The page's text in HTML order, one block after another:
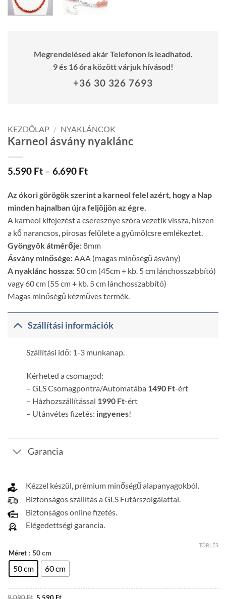
Megrendelésed akár Telefonon is leadhatod.
9 és 16 óra között várjuk hívásod!
+36 30 326 7693
KEZDŐLAP / NYAKLÁNCOK
Karneol ásvány nyaklánc
5.590 Ft – 6.690 FtÁrtartomány:
6.690 Ft
Az ókori görögök szerint a karneol felel azért, hogy a Nap
minden hajnalban újra feljöjjön az égre.
A karneol kifejezést a cseresznye szóra vezetik vissza, hiszen
a kő narancsos, pirosas felülete a gyümölcsre emlékeztet.
Gyöngyök átmérője:8mm
Ásvány minősége: AAA (magas minőségű ásvány)
A nyaklánc hossza: 50 cm (45cm + kb. 5 cm lánchosszabbító)
vagy 60 cm (55 cm + kb. 5 cm lánchosszabbító)
Magas minőségű kézműves termék.
Szállítási információk
Szállítási idő: 1-3 munkanap.
Kérheted a csomagod:
– GLS Csomagpontra/Automatába 1490 Ft-ért
– Házhozszállítással 1990 Ft-ért
– Utánvétes fizetés: ingyenes!
Garancia
Kézzel készül, prémium minőségű alapanyagokból.
Biztonságos szállítás a GLS Futárszolgálattal.
Biztonságos online fizetés.
Elégedettségi garancia.
Méret : 50 cm
50 cm 60 cm
TÖRLÉS
Original Current